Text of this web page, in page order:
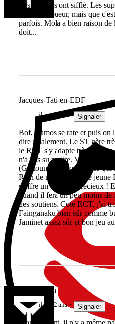
Les parieurs ont sifflé. Les
un grand joueur, mais que
parfois. Mola a bien raison
doit...
Jacques-Tati-en-EDF
il y a 2 ans Signaler
Bof, Ramos se rate et puis on
dire finalement. Le ST gère
le RCT s'y adapte très bien
n'a pas su mettre. Voilà. Une
(Guitoune et Chocobarres qui
Rien de nouveau. Si, le jeune
s'offre un grattage précieux !
quand il fera un peu moins
des soutiens. Coté RCT, j'ai
Fainganaku bien sûr comme
Jaminet assez sûr et bon jeu au
Jeu de main
il y a 2 ans Signaler
Franchement, il n'y a même